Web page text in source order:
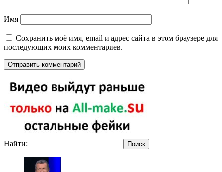
Имя
Сохранить моё имя, email и адрес сайта в этом браузере для
последующих моих комментариев.
Найти: